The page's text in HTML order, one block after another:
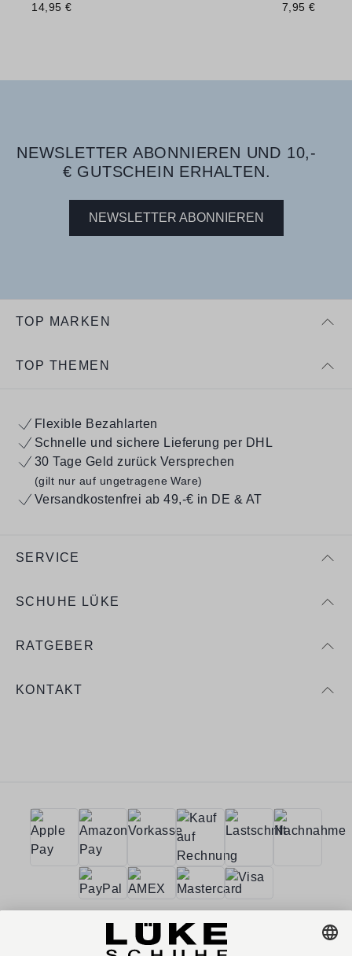
14,95 €
7,95 €
NEWSLETTER ABONNIEREN UND 10,-
€ GUTSCHEIN ERHALTEN.
NEWSLETTER ABONNIEREN
TOP MARKEN
TOP THEMEN
Flexible Bezahlarten
Schnelle und sichere Lieferung per DHL
30 Tage Geld zurück Versprechen
(gilt nur auf ungetragene Ware)
Versandkostenfrei ab 49,-€ in DE & AT
SERVICE
SCHUHE LÜKE
RATGEBER
KONTAKT